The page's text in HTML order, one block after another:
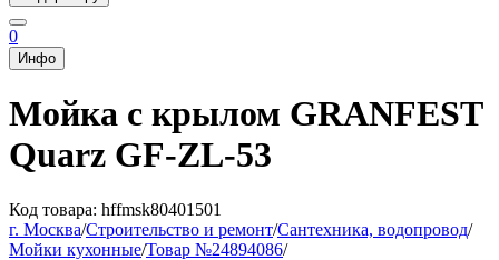
0
Инфо
Мойка с крылом GRANFEST
Quarz GF-ZL-53
Код товара: hffmsk80401501
г. Москва/Строительство и ремонт/Сантехника, водопровод/
Мойки кухонные/Товар №24894086/